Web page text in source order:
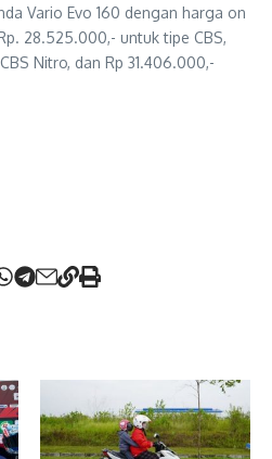
Vario Evo 160 dengan harga on
28.525.000,- untuk tipe CBS,
Nitro, dan Rp 31.406.000,-